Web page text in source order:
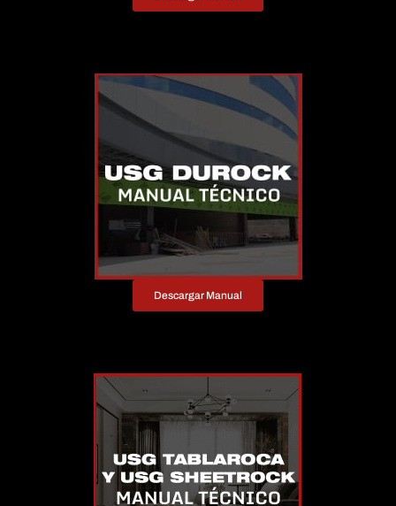
Descargar Manual